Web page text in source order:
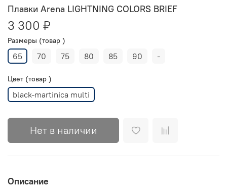
Плавки Arena LIGHTNING COLORS BRIEF
3 300 ₽
Размеры (товар )
65 70 75 80 85 90 -
Цвет (товар )
black-martinica multi
Нет в наличии
Описание